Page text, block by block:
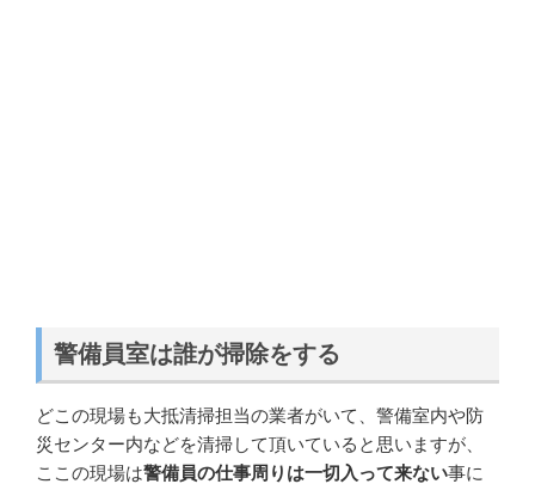
警備員室は誰が掃除をする
どこの現場も大抵清掃担当の業者がいて、警備室内や防
災センター内などを清掃して頂いていると思いますが、
ここの現場は警備員の仕事周りは一切入って来ない事に